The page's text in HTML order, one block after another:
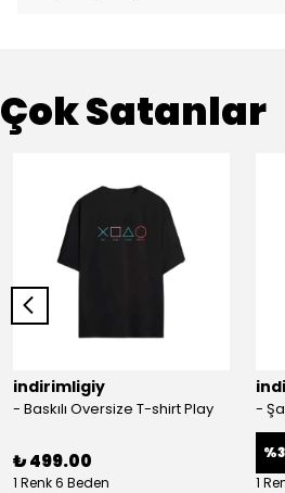
Çok Satanlar
indirimligiy
- Baskılı Oversize T-shirt Play
₺ 499.00
1 Renk 6 Beden
%
1